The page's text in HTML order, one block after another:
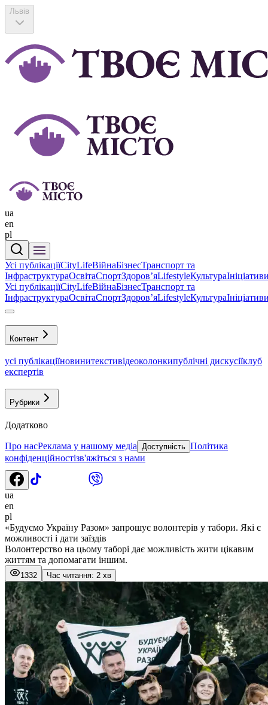
Львів
ua
en
pl
Усі публікаціїCityLifeВійнаБізнесТранспорт та
ІнфраструктураОсвітаСпортЗдоровʼяLifestyleКультура
Усі публікаціїCityLifeВійнаБізнесТранспорт та
ІнфраструктураОсвітаСпортЗдоровʼяLifestyleКультура
Контент
усі публікаціїновинитекстивідеоколонкипублічні дискусіїклуб
експертів
Рубрики
Додатково
Про насРеклама у нашому медіа Доступність Політика
конфіденційностізв'яжіться з нами
ua
en
pl
«Будуємо Україну Разом» запрошує волонтерів у табори. Які є
можливості і дати заїздів
Волонтерство на цьому таборі дає можливість жити цікавим
життям та допомагати іншим.
1332 Час читання: 2 хв